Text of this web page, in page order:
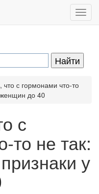
что с гормонами что-то
до 40
с
то не так:
у